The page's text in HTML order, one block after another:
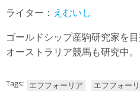
ライター： えむいし
ゴールドシップ産駒研究家を
オーストラリア競馬も研究中。
Tags: エフフォーリア エフフォー